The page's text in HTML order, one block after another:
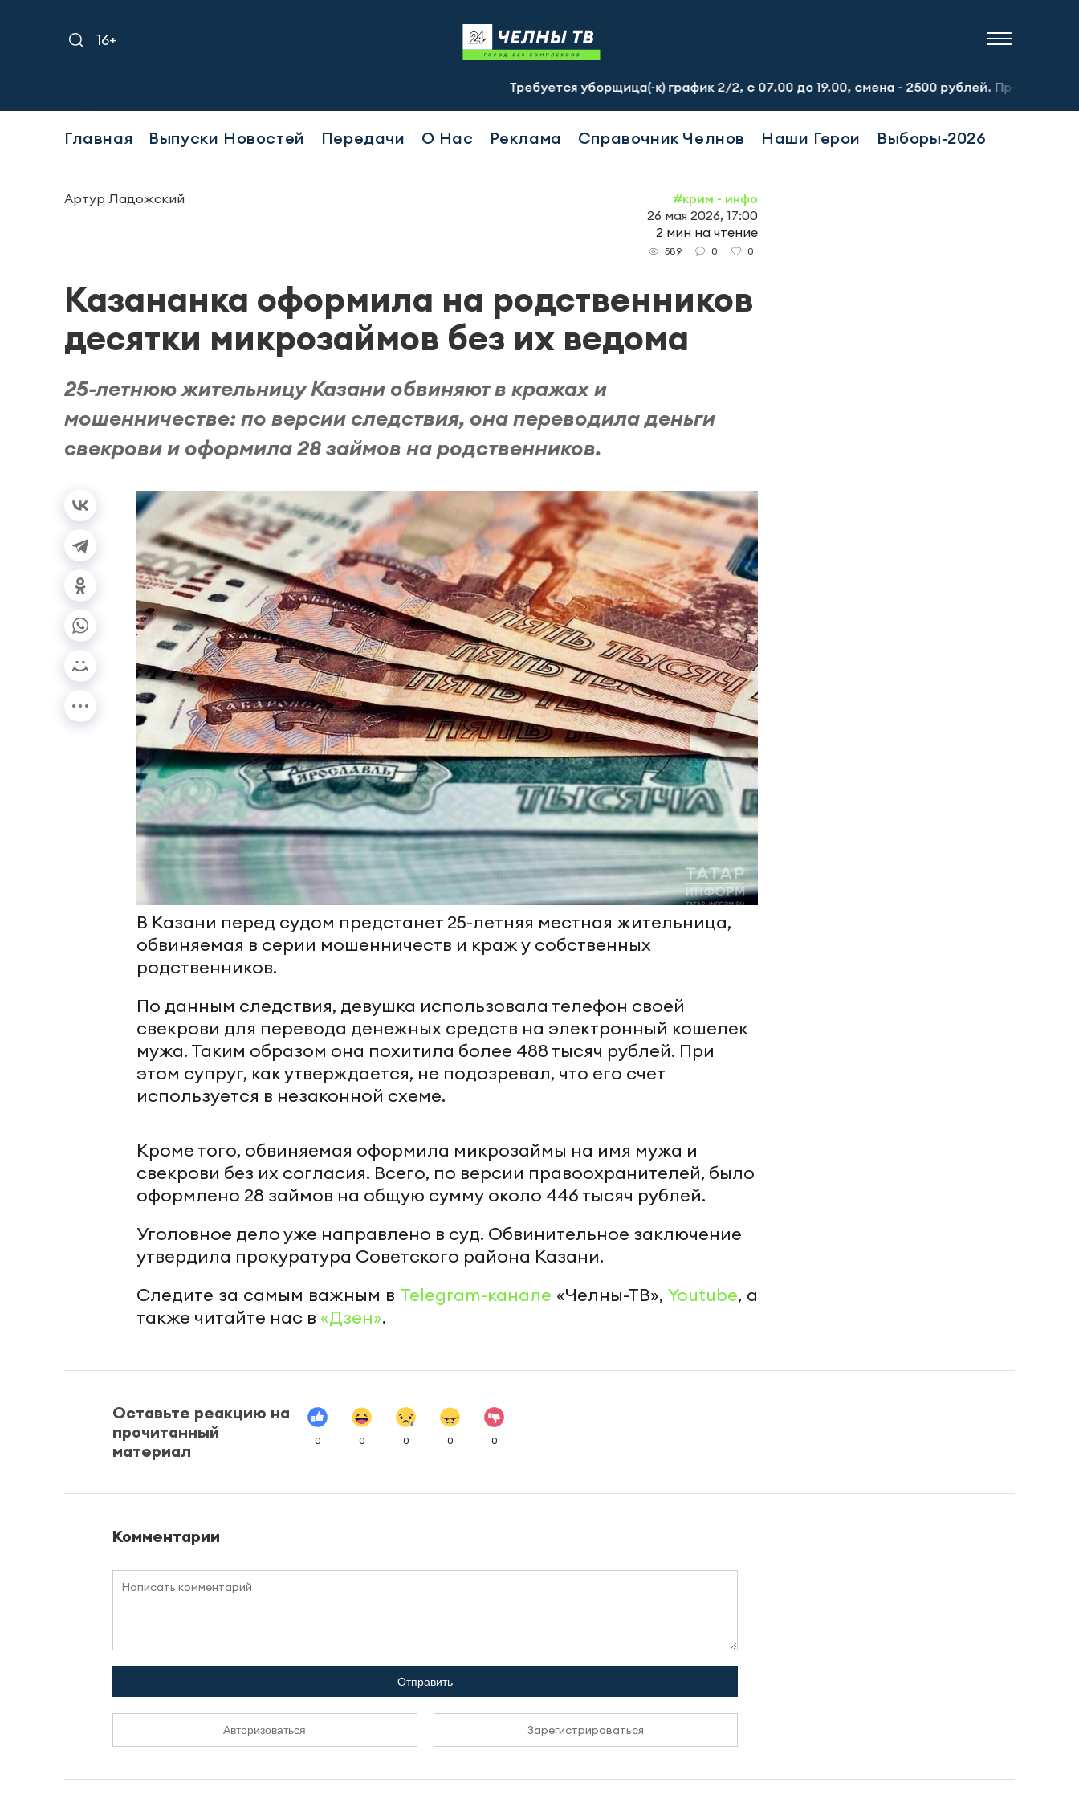
16+
Требуется уборщица(-к) график 2/2, с 07.00 до 19.00, смена - 2500 рублей. Пр-т
Главная Выпуски Новостей Передачи О Нас Реклама Справочник Челнов Наши Герои Выборы-2026
Артур Ладожский
#крим - инфо
26 мая 2026, 17:00
2 мин на чтение
589 0 0
Казананка оформила на родственников
десятки микрозаймов без их ведома
25-летнюю жительницу Казани обвиняют в кражах и
мошенничестве: по версии следствия, она переводила деньги
свекрови и оформила 28 займов на родственников.
В Казани перед судом предстанет 25-летняя местная жительница,
обвиняемая в серии мошенничеств и краж у собственных
родственников.
По данным следствия, девушка использовала телефон своей
свекрови для перевода денежных средств на электронный кошелек
мужа. Таким образом она похитила более 488 тысяч рублей. При
этом супруг, как утверждается, не подозревал, что его счет
используется в незаконной схеме.
Кроме того, обвиняемая оформила микрозаймы на имя мужа и
свекрови без их согласия. Всего, по версии правоохранителей, было
оформлено 28 займов на общую сумму около 446 тысяч рублей.
Уголовное дело уже направлено в суд. Обвинительное заключение
утвердила прокуратура Советского района Казани.
Следите за самым важным в Telegram-канале «Челны-ТВ», Youtube, а
также читайте нас в «Дзен».
Оставьте реакцию на
прочитанный
материал
0 0 0 0 0
Комментарии
Отправить
Авторизоваться Зарегистрироваться